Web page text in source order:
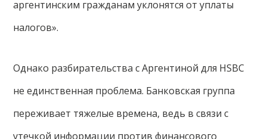
аргентинским гражданам уклонятся от уплаты
налогов».
Однако разбирательства с Аргентиной для HSBC
не единственная проблема. Банковская группа
переживает тяжелые времена, ведь в связи с
утечкой информации против финансового